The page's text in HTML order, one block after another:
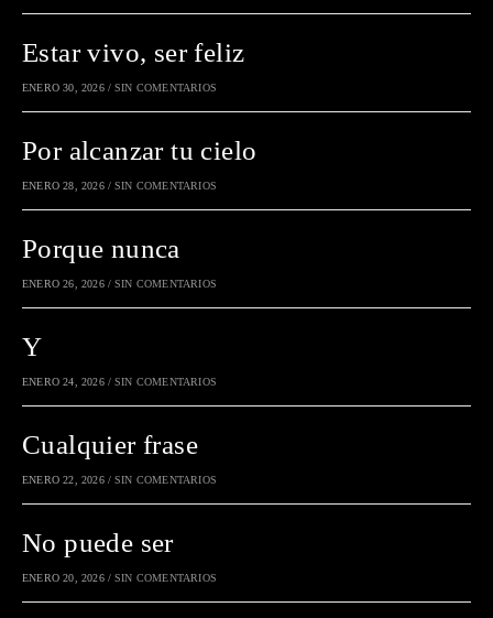
Estar vivo, ser feliz
ENERO 30, 2026 / SIN COMENTARIOS
Por alcanzar tu cielo
ENERO 28, 2026 / SIN COMENTARIOS
Porque nunca
ENERO 26, 2026 / SIN COMENTARIOS
Y
ENERO 24, 2026 / SIN COMENTARIOS
Cualquier frase
ENERO 22, 2026 / SIN COMENTARIOS
No puede ser
ENERO 20, 2026 / SIN COMENTARIOS